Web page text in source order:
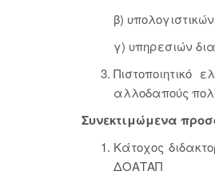
β)
γ) υπηρεσιών
αλλοδαπούς
Συνεκτιμώμενα
Κάτοχος
ΔΟΑΤΑΠ